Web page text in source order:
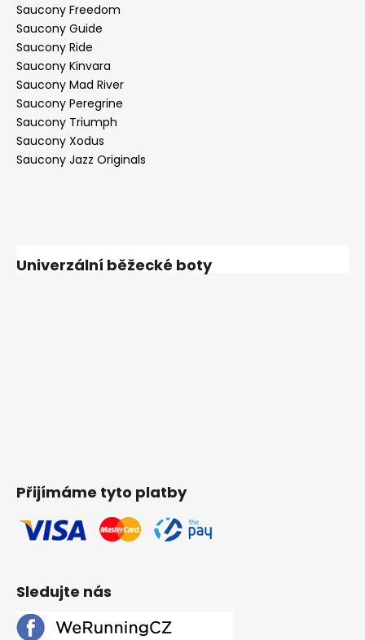
Saucony Freedom
Saucony Guide
Saucony Ride
Saucony Kinvara
Saucony Mad River
Saucony Peregrine
Saucony Triumph
Saucony Xodus
Saucony Jazz Originals
Univerzální běžecké boty
Přijímáme tyto platby
Sledujte nás